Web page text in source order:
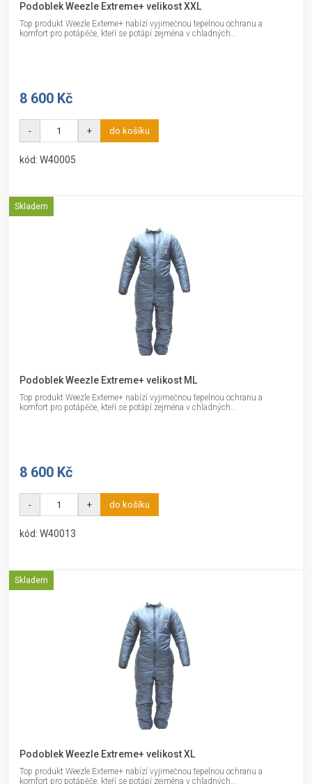
Podoblek Weezle Extreme+ velikost XXL
Top produkt Weezle Exteme+ nabízí vyjimečnou tepelnou ochranu a
komfort pro potápěče, kteří se potápí zejména v chladných...
8 600 Kč
- + do košíku
kód: W40005
Skladem
Podoblek Weezle Extreme+ velikost ML
Top produkt Weezle Exteme+ nabízí vyjimečnou tepelnou ochranu a
komfort pro potápěče, kteří se potápí zejména v chladných...
8 600 Kč
- + do košíku
kód: W40013
Skladem
Podoblek Weezle Extreme+ velikost XL
Top produkt Weezle Exteme+ nabízí vyjimečnou tepelnou ochranu a
komfort pro potápěče, kteří se potápí zejména v chladných...